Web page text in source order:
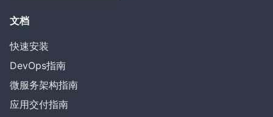
文档
快速安装
DevOps指南
微服务架构指南
应用交付指南